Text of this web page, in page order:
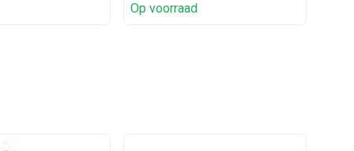
Op voorraad